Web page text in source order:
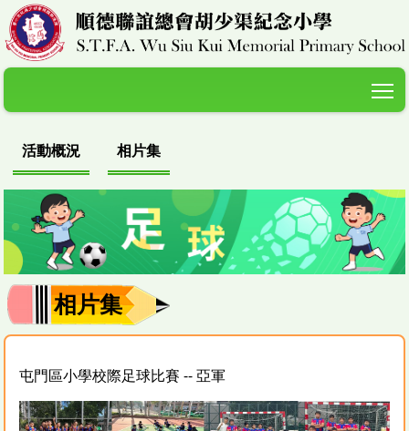
活動概況 相片集
相片集
屯門區小學校際足球比賽 -- 亞軍